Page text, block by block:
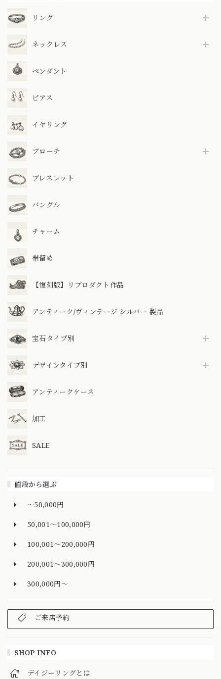
リング
ネックレス
ペンダント
ピアス
イヤリング
ブローチ
ブレスレット
バングル
チャーム
帯留め
【復刻版】リプロダクト作品
アンティーク/ヴィンテージ シルバー 製品
宝石タイプ別
デザインタイプ別
アンティークケース
加工
SALE
値段から選ぶ
～50,000円
50,001～100,000円
100,001～200,000円
200,001～300,000円
300,000円～
ご来店予約
SHOP INFO
デイジーリングとは